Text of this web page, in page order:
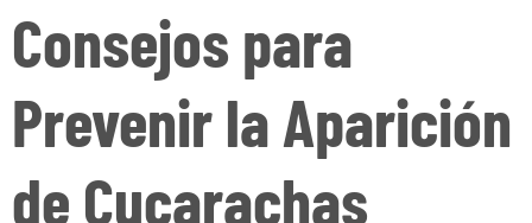
Consejos para
Prevenir la Aparición
de Cucarachas